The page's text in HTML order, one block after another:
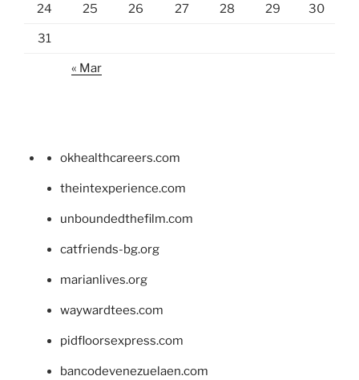
24 25 26 27 28 29 30
31
« Mar
okhealthcareers.com
theintexperience.com
unboundedthefilm.com
catfriends-bg.org
marianlives.org
waywardtees.com
pidfloorsexpress.com
bancodevenezuelaen.com